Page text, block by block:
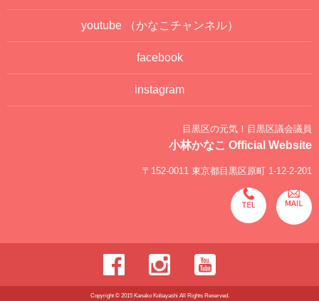
youtube （かなこチャンネル）
facebook
instagram
目黒区の元気！目黒区議会議員
小林かなこ Official Website
〒152-0011 東京都目黒区原町 1-12-2-201
Copyright © 2015 Kanako Kobayashi All Rights Reserved.